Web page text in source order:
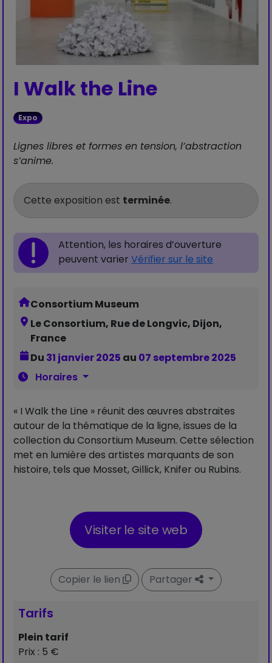
Tarifs
Plein tarif
Prix : 5 €
I Walk the Line
Expo
Lignes libres et formes en tension, l’abstraction
s’anime.
Cette exposition est terminée.
Attention, les horaires d’ouverture
peuvent varier Vérifier sur le site
Consortium Museum
Le Consortium, Rue de Longvic, Dijon,
France
Du 31 janvier 2025 au 07 septembre 2025
Horaires
« I Walk the Line » réunit des œuvres abstraites
autour de la thématique de la ligne, issues de la
collection du Consortium Museum. Cette sélection
met en lumière des artistes marquants de son
histoire, tels que Mosset, Gillick, Knifer ou Rubins.
Visiter le site web
Copier le lien Partager